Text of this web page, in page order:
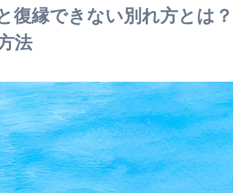
復縁できない別れ方とは
法